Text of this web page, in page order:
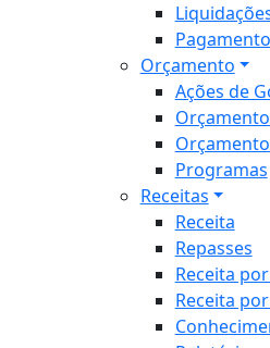
Orçamento
Ações de
Programas
Receitas
Receita
Repasses
Receita
Receita